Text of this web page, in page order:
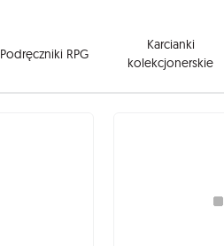
Podręczniki RPG
Karcianki
kolekcjonerskie